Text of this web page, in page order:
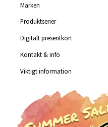
Märken
Produktserier
Digitalt presentkort
Kontakt & info
Viktigt information